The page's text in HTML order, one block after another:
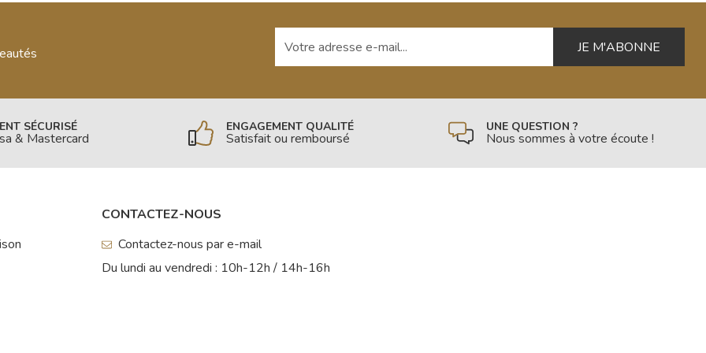
SÉCURISÉ
& Mastercard
ENGAGEMENT QUALITÉ
Satisfait ou remboursé
UNE QUESTION ?
Nous sommes à votre écoute !
CONTACTEZ-NOUS
Contactez-nous par e-mail
Du lundi au vendredi : 10h-12h / 14h-16h